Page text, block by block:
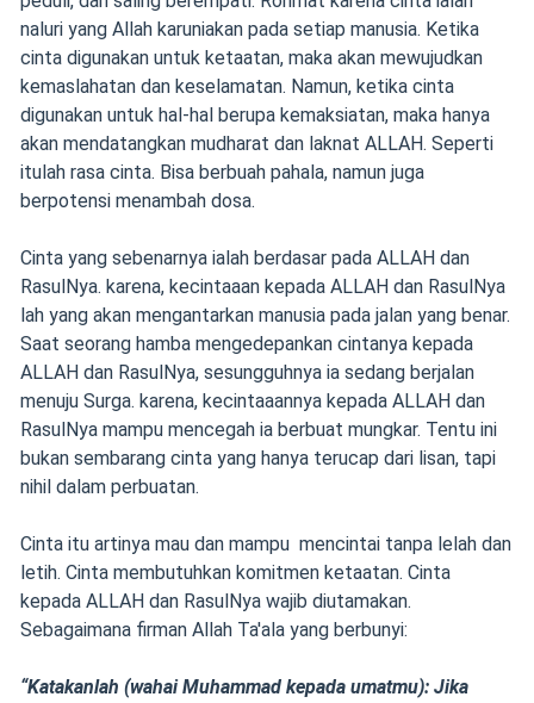
naluri yang Allah karuniakan pada setiap manusia. Ketika
cinta digunakan untuk ketaatan, maka akan mewujudkan
kemaslahatan dan keselamatan. Namun, ketika cinta
digunakan untuk hal-hal berupa kemaksiatan, maka hanya
akan mendatangkan mudharat dan laknat ALLAH. Seperti
itulah rasa cinta. Bisa berbuah pahala, namun juga
berpotensi menambah dosa.
Cinta yang sebenarnya ialah berdasar pada ALLAH dan
RasulNya. karena, kecintaaan kepada ALLAH dan RasulNya
lah yang akan mengantarkan manusia pada jalan yang benar.
Saat seorang hamba mengedepankan cintanya kepada
ALLAH dan RasulNya, sesungguhnya ia sedang berjalan
menuju Surga. karena, kecintaaannya kepada ALLAH dan
RasulNya mampu mencegah ia berbuat mungkar. Tentu ini
bukan sembarang cinta yang hanya terucap dari lisan, tapi
nihil dalam perbuatan.
Cinta itu artinya mau dan mampu mencintai tanpa lelah dan
letih. Cinta membutuhkan komitmen ketaatan. Cinta
kepada ALLAH dan RasulNya wajib diutamakan.
Sebagaimana firman Allah Ta'ala yang berbunyi:
“Katakanlah (wahai Muhammad kepada umatmu): Jika